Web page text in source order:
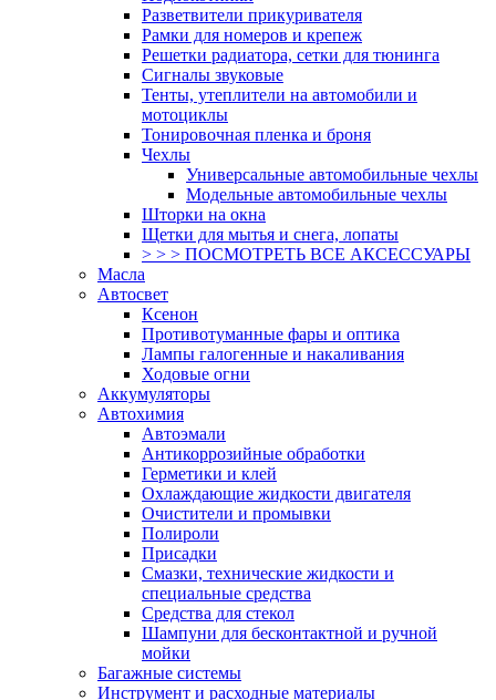
Разветвители прикуривателя
Рамки для номеров и крепеж
Решетки радиатора, сетки для тюнинга
Сигналы звуковые
Тенты, утеплители на автомобили и
мотоциклы
Тонировочная пленка и броня
Чехлы
Универсальные автомобильные чехлы
Модельные автомобильные чехлы
Шторки на окна
Щетки для мытья и снега, лопаты
> > > ПОСМОТРЕТЬ ВСЕ АКСЕССУАРЫ
Масла
Автосвет
Ксенон
Противотуманные фары и оптика
Лампы галогенные и накаливания
Ходовые огни
Аккумуляторы
Автохимия
Автоэмали
Антикоррозийные обработки
Герметики и клей
Охлаждающие жидкости двигателя
Очистители и промывки
Полироли
Присадки
Смазки, технические жидкости и
специальные средства
Средства для стекол
Шампуни для бесконтактной и ручной
мойки
Багажные системы
Инструмент и расходные материалы